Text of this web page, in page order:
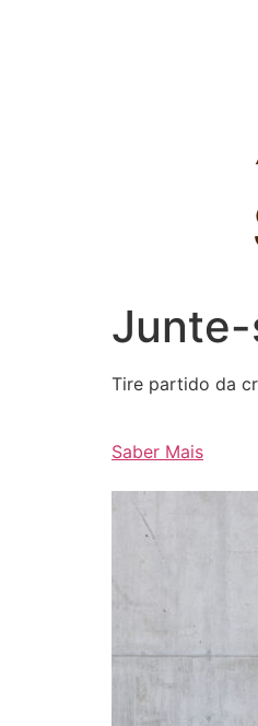
Junte-
Tire partido da
Saber Mais